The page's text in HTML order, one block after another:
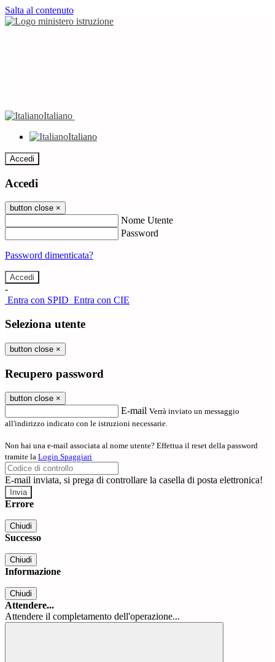
Salta al contenuto
Italiano
Italiano
Accedi
Accedi
button close ×
Nome Utente
Password
Password dimenticata?
-
Entra con SPID Entra con CIE
Seleziona utente
button close ×
Recupero password
button close ×
E-mail Verrà inviato un messaggio
all'indirizzo indicato con le istruzioni necessarie.
Non hai una e-mail associata al nome utente? Effettua il reset della password
tramite la Login Spaggiari
E-mail inviata, si prega di controllare la casella di posta elettronica!
Errore
Chiudi
Successo
Chiudi
Informazione
Chiudi
Attendere...
Attendere il completamento dell'operazione...